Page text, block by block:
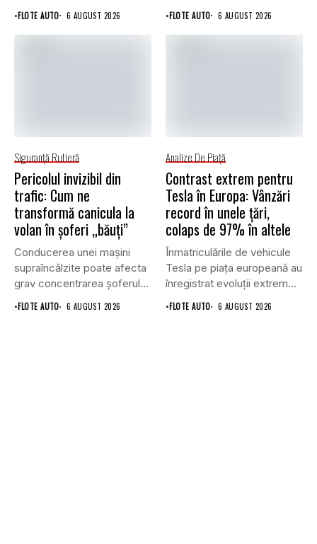
•FLOTE AUTO 6 AUGUST 2026 •FLOTE AUTO 6 AUGUST 2026
Siguranţă Rutieră
Pericolul invizibil din
trafic: Cum ne
transformă canicula la
volan în șoferi „băuți”
Conducerea unei mașini
supraîncălzite poate afecta
grav concentrarea șoferului
și poate crește...
•FLOTE AUTO 6 AUGUST 2026
Analize De Piață
Contrast extrem pentru
Tesla în Europa: Vânzări
record în unele țări,
colaps de 97% în altele
Înmatriculările de vehicule
Tesla pe piața europeană au
înregistrat evoluții extrem
de...
•FLOTE AUTO 6 AUGUST 2026